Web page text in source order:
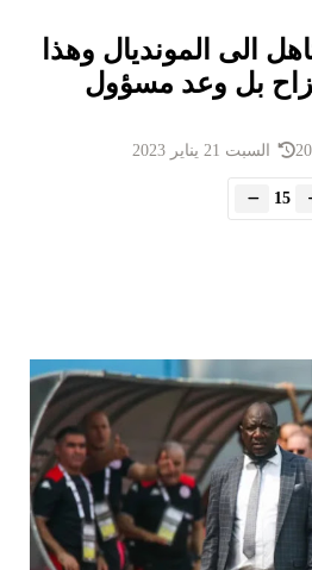
الى المونديال وهذا
بل وعد مسؤول
السبت 21 يناير 2023
15